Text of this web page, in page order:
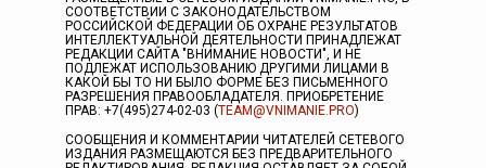
СООТВЕТСТВИИ С ЗАКОНОДАТЕЛЬСТВОМ
РОССИЙСКОЙ ФЕДЕРАЦИИ ОБ ОХРАНЕ РЕЗУЛЬТАТОВ
ИНТЕЛЛЕКТУАЛЬНОЙ ДЕЯТЕЛЬНОСТИ ПРИНАДЛЕЖАТ
РЕДАКЦИИ САЙТА "ВНИМАНИЕ НОВОСТИ", И НЕ
ПОДЛЕЖАТ ИСПОЛЬЗОВАНИЮ ДРУГИМИ ЛИЦАМИ В
КАКОЙ БЫ ТО НИ БЫЛО ФОРМЕ БЕЗ ПИСЬМЕННОГО
РАЗРЕШЕНИЯ ПРАВООБЛАДАТЕЛЯ. ПРИОБРЕТЕНИЕ
ПРАВ: +7(495)274-02-03 (TEAM@VNIMANIE.PRO)
СООБЩЕНИЯ И КОММЕНТАРИИ ЧИТАТЕЛЕЙ СЕТЕВОГО
ИЗДАНИЯ РАЗМЕЩАЮТСЯ БЕЗ ПРЕДВАРИТЕЛЬНОГО